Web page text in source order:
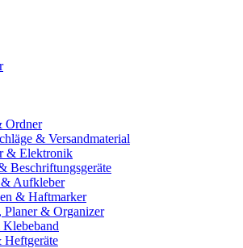
Ordner
& Versandmaterial
& Elektronik
Beschriftungsgeräte
Aufkleber
& Haftmarker
Planer & Organizer